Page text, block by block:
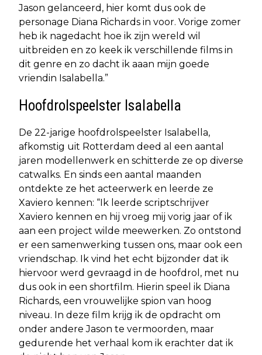
Jason gelanceerd, hier komt dus ook de
personage Diana Richards in voor. Vorige zomer
heb ik nagedacht hoe ik zijn wereld wil
uitbreiden en zo keek ik verschillende films in
dit genre en zo dacht ik aaan mijn goede
vriendin Isalabella.”
Hoofdrolspeelster Isalabella
De 22-jarige hoofdrolspeelster Isalabella,
afkomstig uit Rotterdam deed al een aantal
jaren modellenwerk en schitterde ze op diverse
catwalks. En sinds een aantal maanden
ontdekte ze het acteerwerk en leerde ze
Xaviero kennen: “Ik leerde scriptschrijver
Xaviero kennen en hij vroeg mij vorig jaar of ik
aan een project wilde meewerken. Zo ontstond
er een samenwerking tussen ons, maar ook een
vriendschap. Ik vind het echt bijzonder dat ik
hiervoor werd gevraagd in de hoofdrol, met nu
dus ook in een shortfilm. Hierin speel ik Diana
Richards, een vrouwelijke spion van hoog
niveau. In deze film krijg ik de opdracht om
onder andere Jason te vermoorden, maar
gedurende het verhaal kom ik erachter dat ik